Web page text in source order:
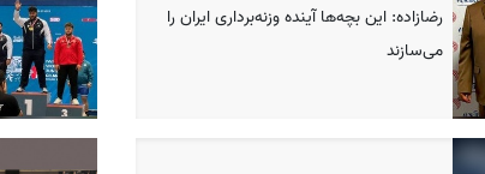
رضازاده: این بچه‌ها آینده وزنه‌برداری ایران را
می‌سازند